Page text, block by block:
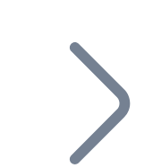
Adicione o